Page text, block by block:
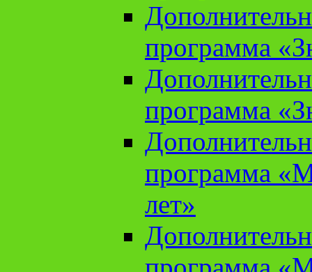
программа
программа
программа
лет»